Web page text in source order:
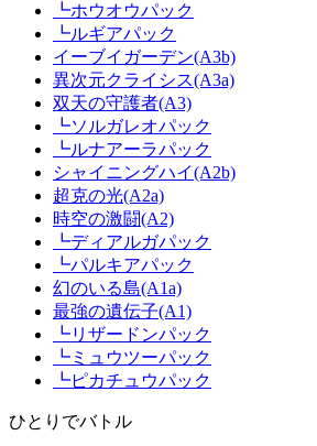
┗ホウオウパック
┗ルギアパック
イーブイガーデン(A3b)
異次元クライシス(A3a)
双天の守護者(A3)
┗ソルガレオパック
┗ルナアーラパック
シャイニングハイ(A2b)
超克の光(A2a)
時空の激闘(A2)
┗ディアルガパック
┗パルキアパック
幻のいる島(A1a)
最強の遺伝子(A1)
┗リザードンパック
┗ミュウツーパック
┗ピカチュウパック
ひとりでバトル